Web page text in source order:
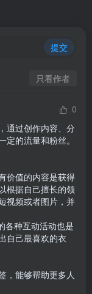
提交
只看作者
0
通过创作内容、分
的流量和粉丝。
价值的内容是获得
根据自己擅长的领
视频或者图片，并
各种互动活动也是
自己最喜欢的衣
，能够帮助更多人